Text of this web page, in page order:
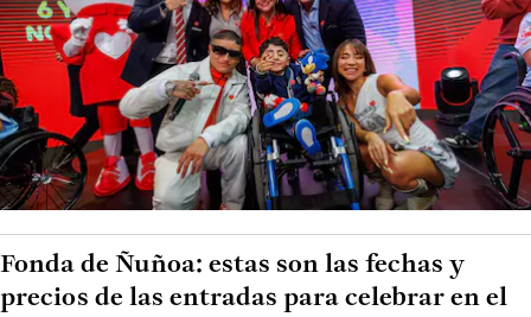
Fonda de Ñuñoa: estas son las fechas y
precios de las entradas para celebrar en el